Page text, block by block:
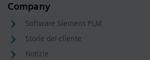
Company
Software Siemens PLM
Storie del cliente
Notizie